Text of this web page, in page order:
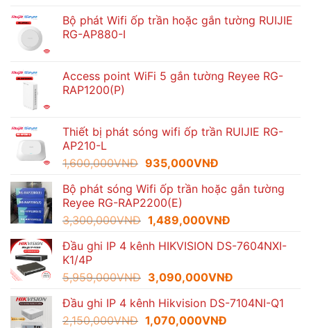
Bộ phát Wifi ốp trần hoặc gắn tường RUIJIE
RG-AP880-I
Access point WiFi 5 gắn tường Reyee RG-
RAP1200(P)
Thiết bị phát sóng wifi ốp trần RUIJIE RG-
AP210-L
1,600,000VNĐ Giá
là:
1,600,000VNĐ.
935,000VNĐGiá
tại
935,000VNĐ.
Bộ phát sóng Wifi ốp trần hoặc gắn tường
Reyee RG-RAP2200(E)
3,300,000VNĐ Giá
là:
1,489,000VNĐGiá
tại
1,489,000VNĐ.
Đầu ghi IP 4 kênh HIKVISION DS-7604NXI-
K1/4P
5,959,000VNĐ Giá
là:
5,959,000VNĐ.
3,090,000VNĐGiá
tại
Đầu ghi IP 4 kênh Hikvision DS-7104NI-Q1
2,150,000VNĐ Giá
1,070,000VNĐGiá